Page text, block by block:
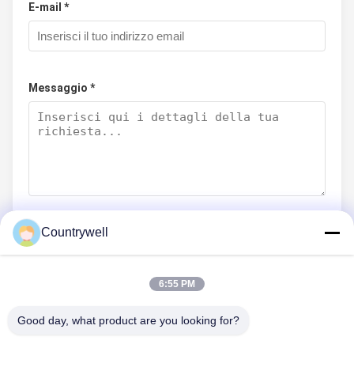
E-mail *
Messaggio *
CONTATTICI
Countrywell
6:55 PM
Good day, what product are you looking for?